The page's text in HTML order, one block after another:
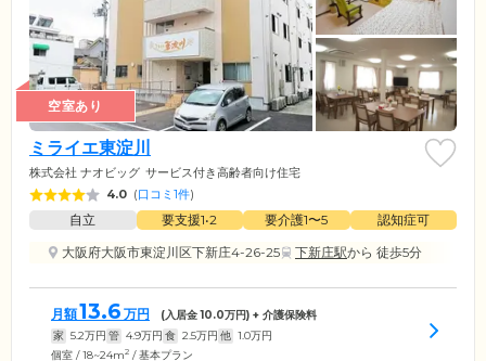
空室あり
ミライエ東淀川
株式会社 ナオビッグ サービス付き高齢者向け住宅
4.0 (口コミ1件)
自立 要支援1•2 要介護1〜5
認知症可
大阪府大阪市東淀川区下新庄4-26-25
下新庄駅から 徒歩5分
月額13.6 万円 (入居金10.0万円) + 介護保険料
家 5.2万円 管 4.9万円 食 2.5万円 他 1.0万円
個室 / 18~24m2 / 基本プラン